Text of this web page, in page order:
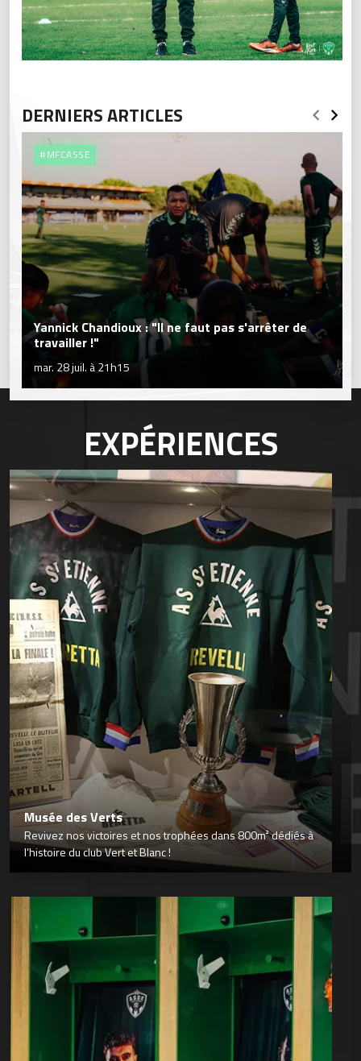
DERNIERS ARTICLES
#MFCASSE
Yannick Chandioux : "Il ne faut pas s'arrêter de
travailler !"
mar. 28 juil. à 21h15
EXPÉRIENCES
Musée des Verts
Revivez nos victoires et nos trophées dans 800m² dédiés à
l’histoire du club Vert et Blanc !